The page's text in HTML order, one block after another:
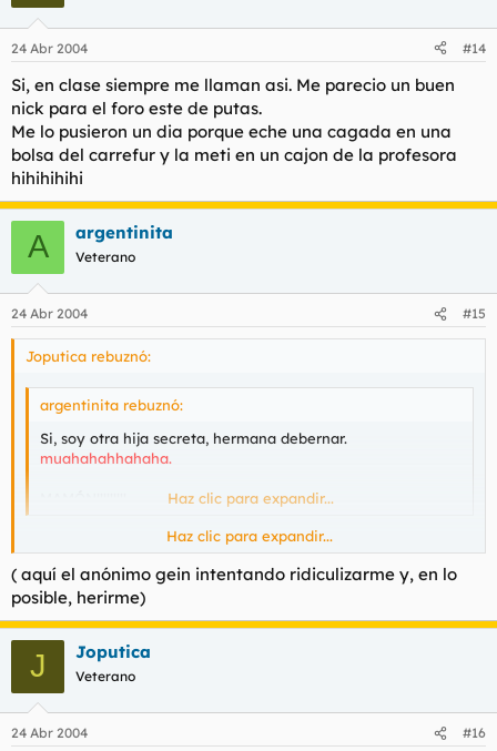
Y por que me insultas? no he sido bueno contigo? jo, al final
todas las gitanas son iguales. Guarras irrespetuosas.
En mi clase habia una gitana pero la echaron porque siempre
llegaba tarde.. se levantaba muy pronto para recoger cartones.
Por cierto.. Pantoja, de segundo "Mofletes", no?
24 Abr 2004 #14
Si, en clase siempre me llaman asi. Me parecio un buen
nick para el foro este de putas.
Me lo pusieron un dia porque eche una cagada en una
bolsa del carrefur y la meti en un cajon de la profesora
hihihihihi
A argentinita
Veterano
24 Abr 2004 #15
Joputica rebuznó:
argentinita rebuznó:
Si, soy otra hija secreta, hermana debernar.
muahahahhahaha.
Haz clic para expandir...
Lo sospechaba, eres muy parecida, pero por que te ries
amiguita? esta feo reirse de tus propios chistes, demuestra
inseguridad, y mas cuando no tienen gracia.( aquí joputica
dando cátedras de psicología)
En mi clase hay un chico que nunca puede acabar de contar
sus chistes porque se ahoga de tanto reirse.. siemrpe tiene los
mocos colgando el puto Campins. ( aquí el puto clon este,
truchón absurdo aunque algo divertido, al menos para mí,
intentando ser ocurrente)
Haz clic para expandir...
( aquí el anónimo gein intentando ridiculizarme y, en lo
posible, herirme)
J Joputica
Veterano
24 Abr 2004 #16